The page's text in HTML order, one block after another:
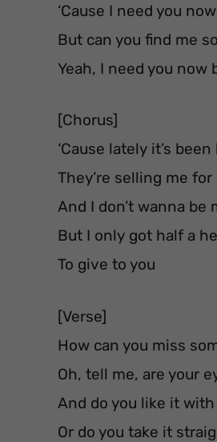
‘Cause I need you
But can you find me
Yeah, I need you now
[Chorus]
‘Cause lately it’s been
They’re selling me for
And I don’t wanna be
But I only got half a
To give to you
[Verse]
How can you miss
Oh, tell me, are your
And do you like it
Or do you take it